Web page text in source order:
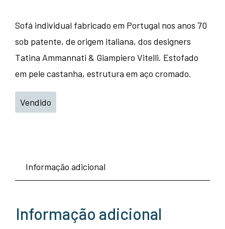
Sofá individual fabricado em Portugal nos anos 70
sob patente, de origem italiana, dos designers
Tatina Ammannati & Giampiero Vitelli. Estofado
em pele castanha, estrutura em aço cromado.
Vendido
Informação adicional
Informação adicional